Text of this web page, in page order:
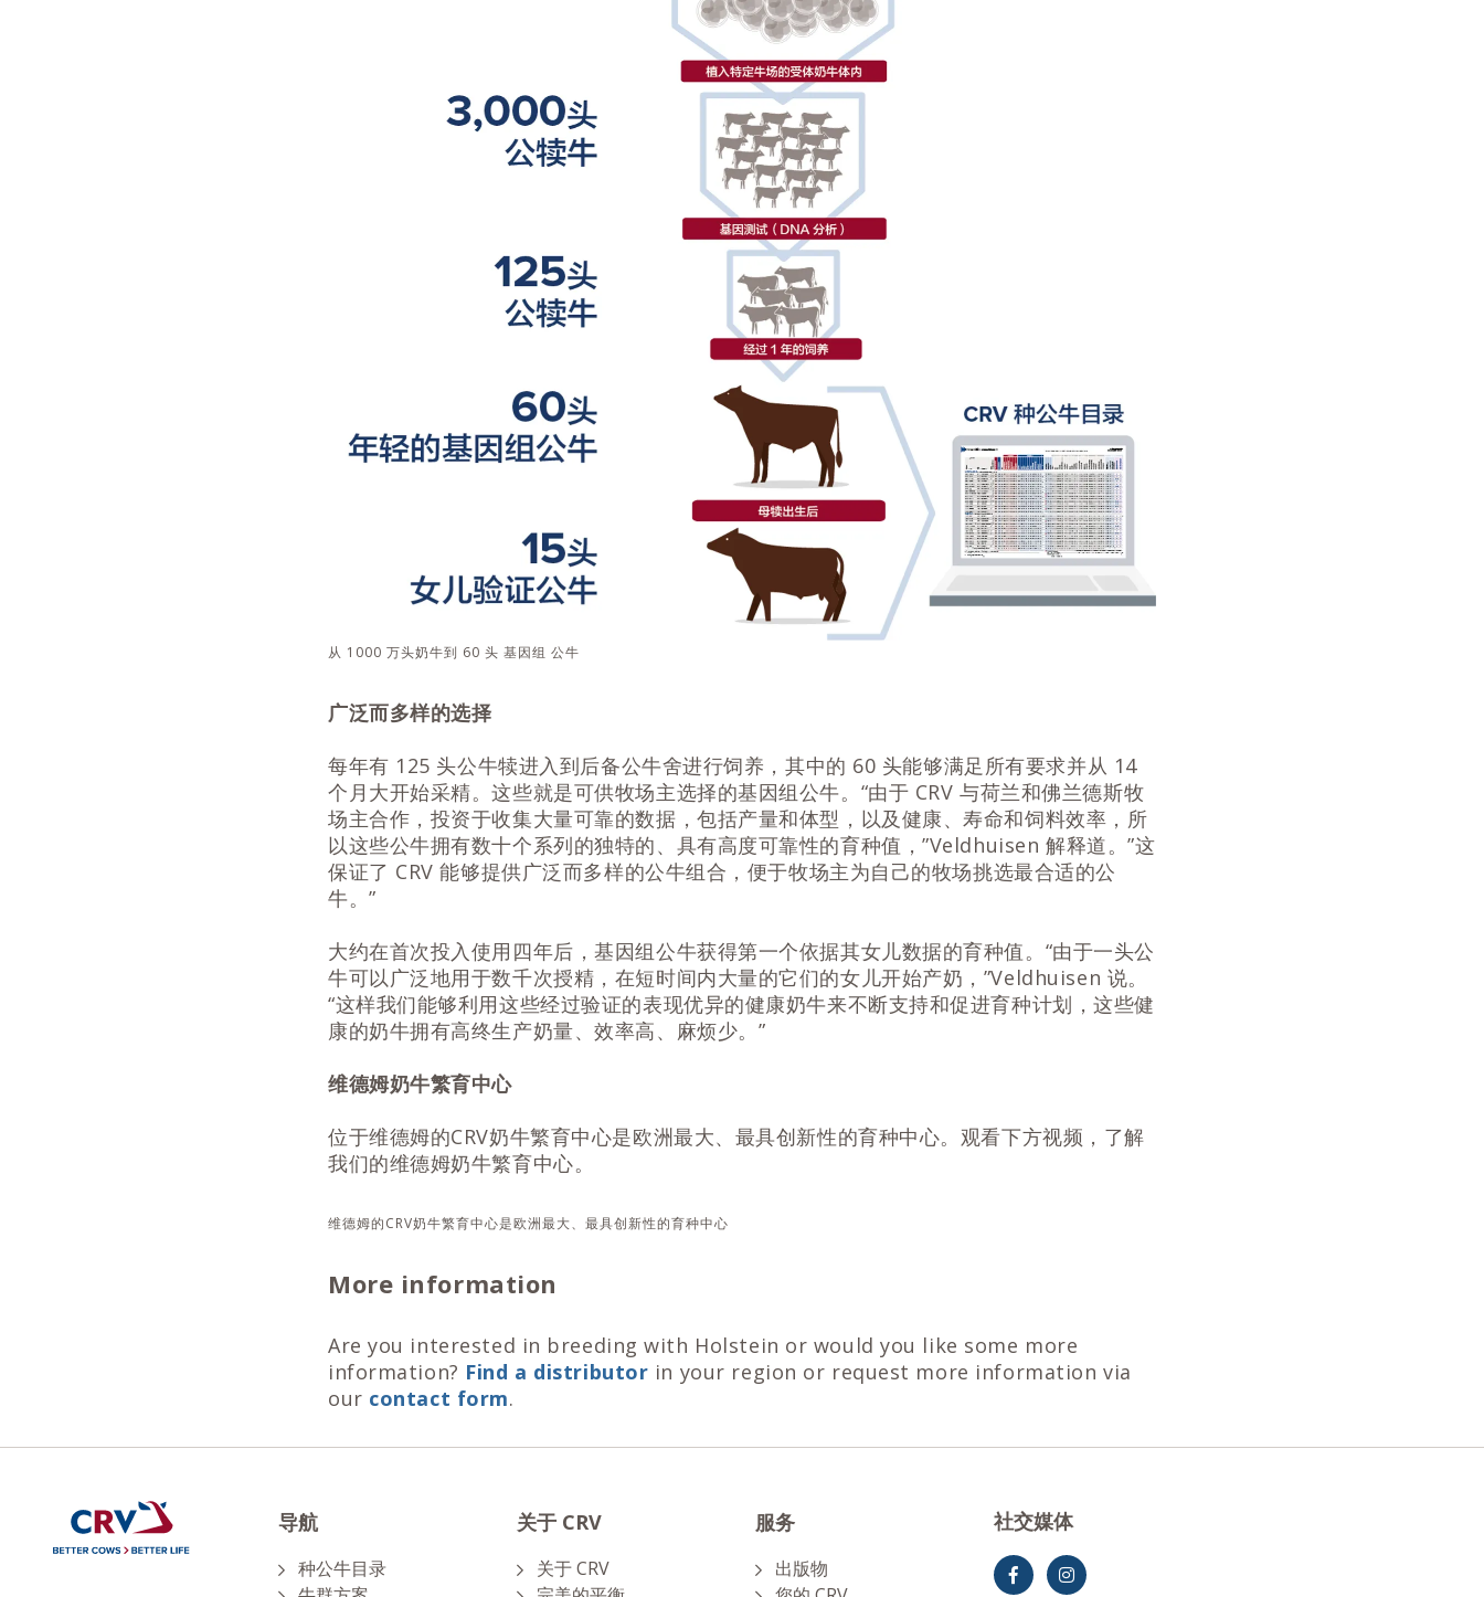
从 1000 万头奶牛到 60 头 基因组 公牛
广泛而多样的选择
每年有 125 头公牛犊进入到后备公牛舍进行饲养，其中的 60 头能够满足所有要求并从 14
个月大开始采精。这些就是可供牧场主选择的基因组公牛。“由于 CRV 与荷兰和佛兰德斯牧
场主合作，投资于收集大量可靠的数据，包括产量和体型，以及健康、寿命和饲料效率，所
以这些公牛拥有数十个系列的独特的、具有高度可靠性的育种值，”Veldhuisen 解释道。”这
保证了 CRV 能够提供广泛而多样的公牛组合，便于牧场主为自己的牧场挑选最合适的公
牛。”
大约在首次投入使用四年后，基因组公牛获得第一个依据其女儿数据的育种值。“由于一头公
牛可以广泛地用于数千次授精，在短时间内大量的它们的女儿开始产奶，”Veldhuisen 说。
“这样我们能够利用这些经过验证的表现优异的健康奶牛来不断支持和促进育种计划，这些健
康的奶牛拥有高终生产奶量、效率高、麻烦少。”
维德姆奶牛繁育中心
位于维德姆的CRV奶牛繁育中心是欧洲最大、最具创新性的育种中心。观看下方视频，了解
我们的维德姆奶牛繁育中心。
维德姆的CRV奶牛繁育中心是欧洲最大、最具创新性的育种中心
More information
Are you interested in breeding with Holstein or would you like some more
information? Find a distributor in your region or request more information via
our contact form.
导航
种公牛目录
关于 CRV
关于 CRV
服务
出版物
社交媒体